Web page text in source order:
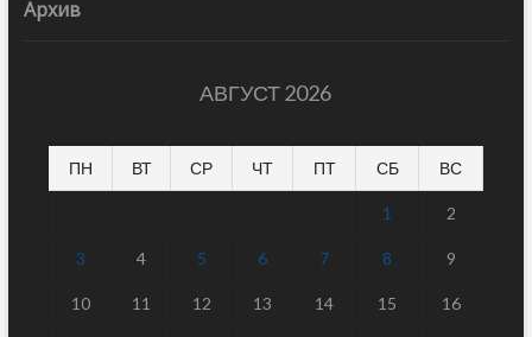
Архив
АВГУСТ 2026
ПН ВТ СР ЧТ ПТ СБ ВС
1 2
3 4 5 6 7 8 9
10 11 12 13 14 15 16